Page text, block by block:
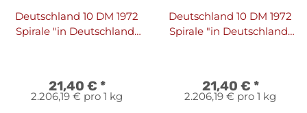
Deutschland 10 DM 1972
Spirale "in Deutschland"
21,40 € *
2.206,19 € pro 1 kg
Deutschland 10 DM 1972
Spirale "in Deutschland"
21,40 € *
2.206,19 € pro 1 kg